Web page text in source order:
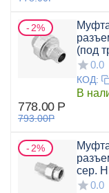
2%
(под
0.0
КОД:
В
778.00 Р
793.00Р
2%
сер.
0.0